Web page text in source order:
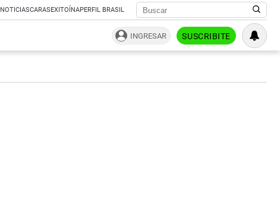
NOTICIASCARASEXITOÍNAPERFIL BRASIL
INGRESAR SUSCRIBITE